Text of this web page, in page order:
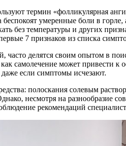
термин «фолликулярная
умеренные боли в
без температуры и других
7 признаков из списка
часто делятся своим опытом в
как самолечение может привести
если симптомы исчезают.
полоскания солевым
несмотря на разнообразие
рекомендаций